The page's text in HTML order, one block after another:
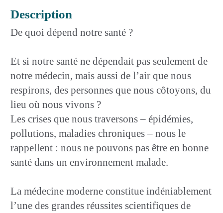
Description
De quoi dépend notre santé ?
Et si notre santé ne dépendait pas seulement de
notre médecin, mais aussi de l’air que nous
respirons, des personnes que nous côtoyons, du
lieu où nous vivons ?
Les crises que nous traversons – épidémies,
pollutions, maladies chroniques – nous le
rappellent : nous ne pouvons pas être en bonne
santé dans un environnement malade.
La médecine moderne constitue indéniablement
l’une des grandes réussites scientifiques de